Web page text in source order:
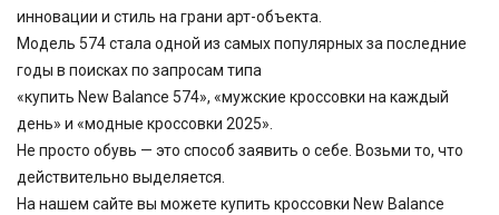
инновации и стиль на грани арт-объекта.
Модель 574 стала одной из самых популярных за последние
годы в поисках по запросам типа
«купить New Balance 574», «мужские кроссовки на каждый
день» и «модные кроссовки 2025».
Не просто обувь — это способ заявить о себе. Возьми то, что
действительно выделяется.
На нашем сайте вы можете купить кроссовки New Balance